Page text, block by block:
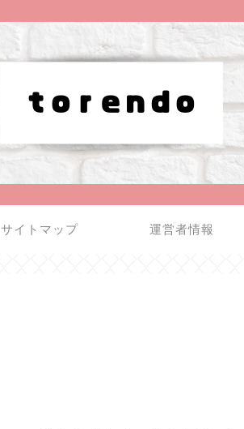
サイトマップ 運営者情報